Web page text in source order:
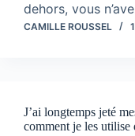
dehors, vous
CAMILLE ROUSSEL
J’ai longtemps jeté
comment je les utilise